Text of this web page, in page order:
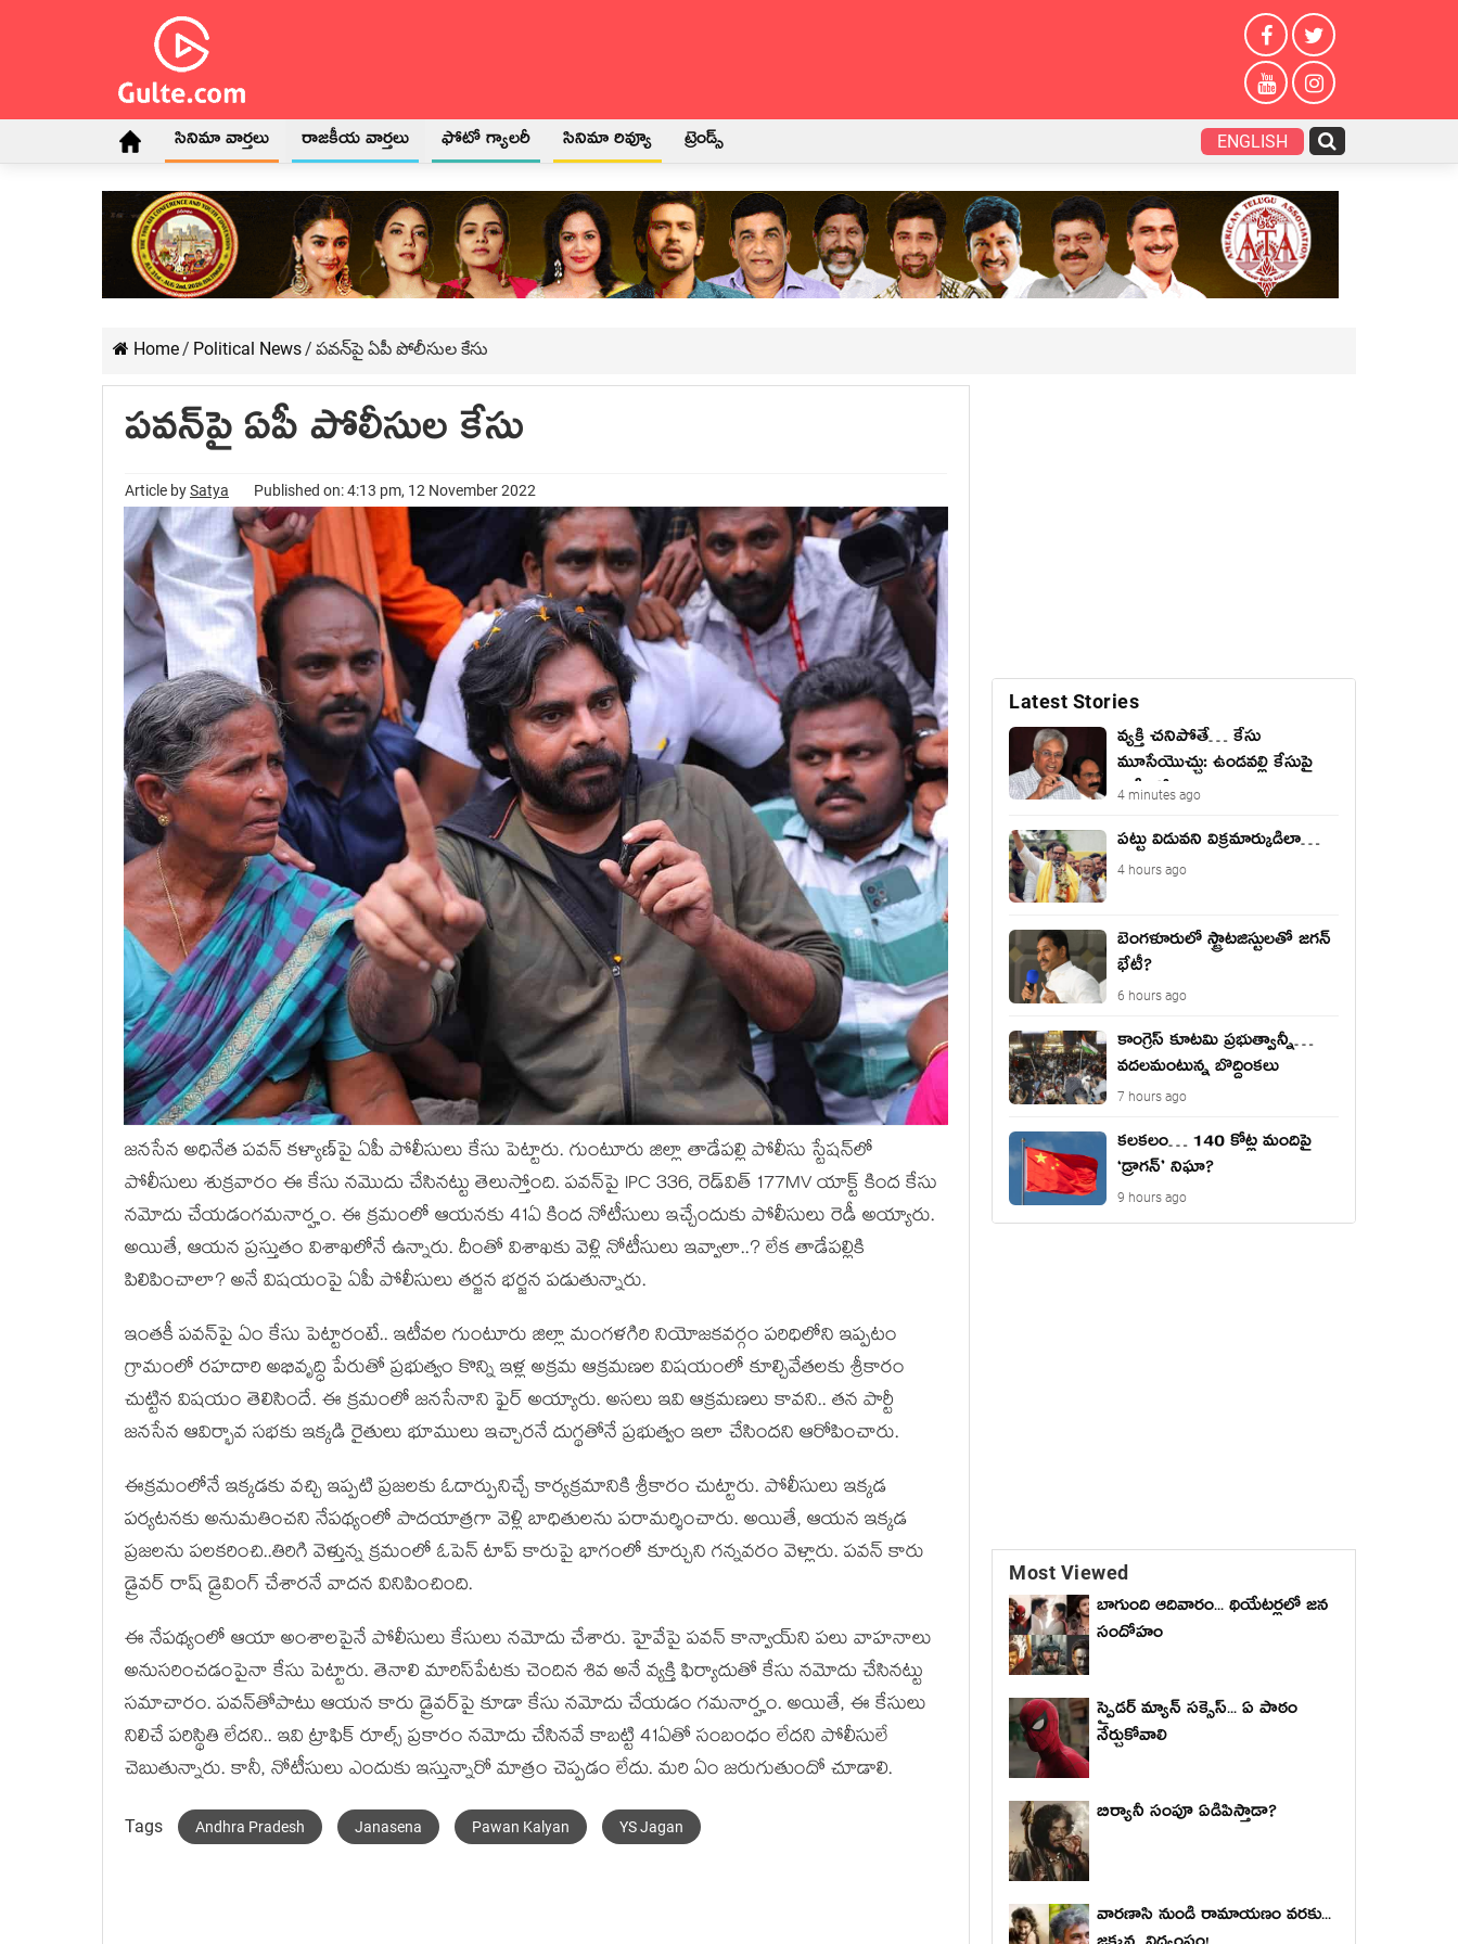
సినిమా వార్తలు రాజకీయ వార్తలు ఫోటో గ్యాలరీ సినిమా రివ్యూ ట్రెండ్స్ ENGLISH
Home / Political News / ప‌వ‌న్‌పై ఏపీ పోలీసుల కేసు
ప‌వ‌న్‌పై ఏపీ పోలీసుల కేసు
Article bySatya Published on: 4:13 pm, 12 November 2022
జ‌న‌సేన అధినేత ప‌వ‌న్ క‌ళ్యాణ్‌పై ఏపీ పోలీసులు కేసు పెట్టారు. గుంటూరు జిల్లా తాడేపల్లి పోలీసు స్టేష‌న్‌లో
పోలీసులు శుక్ర‌వారం ఈ కేసు నమొదు చేసినట్టు తెలుస్తోంది. పవన్‍పై IPC 336, రెడ్‍విత్ 177MV యాక్ట్ కింద కేసు
నమోదు చేయ‌డంగ‌మ‌నార్హం. ఈ క్ర‌మంలో ఆయ‌న‌కు 41ఏ కింద నోటీసులు ఇచ్చేందుకు పోలీసులు రెడీ అయ్యారు.
అయితే, ఆయ‌న ప్ర‌స్తుతం విశాఖ‌లోనే ఉన్నారు. దీంతో విశాఖ‌కు వెళ్లి నోటీసులు ఇవ్వాలా..? లేక తాడేప‌ల్లికి
పిలిపించాలా? అనే విష‌యంపై ఏపీ పోలీసులు త‌ర్జ‌న భ‌ర్జ‌న ప‌డుతున్నారు.
ఇంత‌కీ ప‌వ‌న్‌పై ఏం కేసు పెట్టారంటే.. ఇటీవ‌ల గుంటూరు జిల్లా మంగ‌ళ‌గిరి నియోజ‌క‌వ‌ర్గం ప‌రిధిలోని ఇప్ప‌టం
గ్రామంలో ర‌హ‌దారి అభివృద్ధి పేరుతో ప్ర‌భుత్వం కొన్ని ఇళ్ల అక్ర‌మ ఆక్ర‌మ‌ణ‌ల విష‌యంలో కూల్చివేత‌ల‌కు శ్రీకారం
చుట్టిన విష‌యం తెలిసిందే. ఈ క్ర‌మంలో జ‌న‌సేనాని ఫైర్ అయ్యారు. అస‌లు ఇవి ఆక్ర‌మ‌ణ‌లు కావ‌ని.. త‌న పార్టీ
జ‌న‌సేన ఆవిర్భావ స‌భ‌కు ఇక్క‌డి రైతులు భూములు ఇచ్చార‌నే దుగ్థ‌తోనే ప్ర‌భుత్వం ఇలా చేసింద‌ని ఆరోపించారు.
ఈక్ర‌మంలోనే ఇక్క‌డ‌కు వ‌చ్చి ఇప్ప‌టి ప్ర‌జ‌ల‌కు ఓదార్పునిచ్చే కార్య‌క్ర‌మానికి శ్రీకారం చుట్టారు. పోలీసులు ఇక్క‌డ
ప‌ర్య‌ట‌న‌కు అనుమ‌తించ‌ని నేప‌థ్యంలో పాద‌యాత్ర‌గా వెళ్లి బాధితుల‌ను ప‌రామ‌ర్శించారు. అయితే, ఆయ‌న ఇక్క‌డ
ప్ర‌జ‌ల‌ను ప‌ల‌క‌రించి..తిరిగి వెళ్తున్న క్ర‌మంలో ఓపెన్ టాప్ కారుపై భాగంలో కూర్చుని గ‌న్న‌వ‌రం వెళ్లారు. పవన్ కారు
డ్రైవర్ రాష్ డ్రైవింగ్‍ చేశార‌నే వాద‌న వినిపించింది.
ఈ నేప‌థ్యంలో ఆయా అంశాల‌పైనే పోలీసులు కేసులు నమోదు చేశారు. హైవేపై పవన్ కాన్వాయ్‍ని పలు వాహనాలు
అనుసరించడంపైనా కేసు పెట్టారు. తెనాలి మారిస్‍పేటకు చెందిన శివ అనే వ్యక్తి ఫిర్యాదుతో కేసు నమోదు చేసిన‌ట్టు
స‌మాచారం. ప‌వ‌న్‌తోపాటు ఆయ‌న కారు డ్రైవర్‍పై కూడా కేసు నమోదు చేయ‌డం గ‌మ‌నార్హం. అయితే, ఈ కేసులు
నిలిచే ప‌రిస్థితి లేద‌ని.. ఇవి ట్రాఫిక్ రూల్స్ ప్ర‌కారం న‌మోదు చేసిన‌వే కాబ‌ట్టి 41ఏతో సంబంధం లేద‌ని పోలీసులే
చెబుతున్నారు. కానీ, నోటీసులు ఎందుకు ఇస్తున్నారో మాత్రం చెప్ప‌డం లేదు. మ‌రి ఏం జ‌రుగుతుందో చూడాలి.
Tags Andhra Pradesh Janasena Pawan Kalyan YS Jagan
Latest Stories
వ్య‌క్తి చ‌నిపోతే… కేసు
మూసేయొచ్చు: ఉండ‌వ‌ల్లి కేసుపై
సుప్రీంకోర్టు
4 minutes ago
పట్టు విడువని విక్రమార్కుడిలా…
4 hours ago
బెంగ‌ళూరులో స్ట్రాట‌జిస్టుల‌తో జ‌గ‌న్
భేటీ?
6 hours ago
కాంగ్రెస్ కూటమి ప్రభుత్వాన్నీ…
వదలమంటున్న బొద్దింకలు
7 hours ago
కలకలం… 140 కోట్ల మందిపై
‘డ్రాగన్’ నిఘా?
9 hours ago
Most Viewed
బాగుంది ఆదివారం... థియేటర్లలో జన
సందోహం
స్పైడర్ మ్యాన్ సక్సెస్... ఏ పాఠం
నేర్చుకోవాలి
బిర్యానీ సంపూ ఏడిపిస్తాడా?
వారణాసి నుండి రామాయణం వరకు...